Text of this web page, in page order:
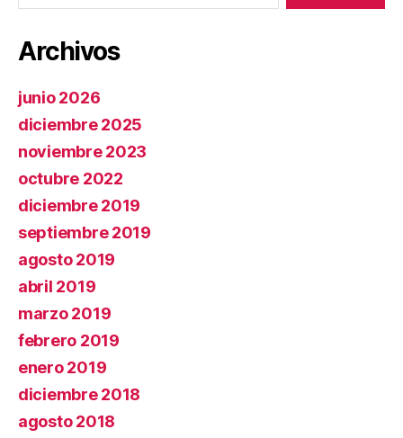
Archivos
junio 2026
diciembre 2025
noviembre 2023
octubre 2022
diciembre 2019
septiembre 2019
agosto 2019
abril 2019
marzo 2019
febrero 2019
enero 2019
diciembre 2018
agosto 2018